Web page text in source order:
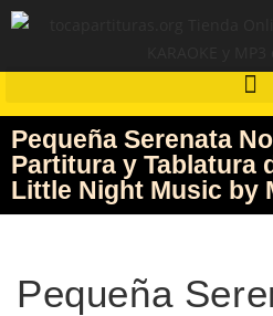
Pequeña Serenata
Partitura y Tablatura
Little Night Music by
Pequeña